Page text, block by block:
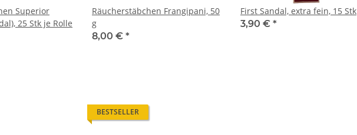
Superior
25 Stk je Rolle
Räucherstäbchen Frangipani, 50
g
8,00 € *
First Sandal, extra fein, 15 Stk
3,90 € *
BESTSELLER